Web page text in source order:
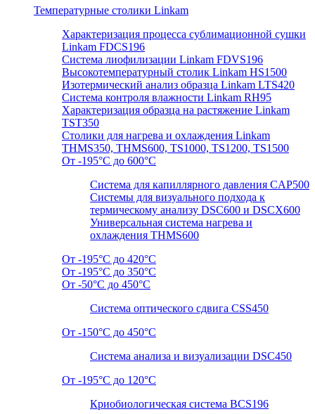
Температурные столики Linkam
Характеризация процесса сублимационной сушки
Linkam FDCS196
Система лиофилизации Linkam FDVS196
Высокотемпературный столик Linkam HS1500
Изотермический анализ образца Linkam LTS420
Система контроля влажности Linkam RH95
Характеризация образца на растяжение Linkam
TST350
Столики для нагрева и охлаждения Linkam
THMS350, THMS600, TS1000, TS1200, TS1500
От -195°C до 600°C
Система для капиллярного давления CAP500
Системы для визуального подхода к
термическому анализу DSC600 и DSCX600
Универсальная система нагрева и
охлаждения THMS600
От -195°C до 420°C
От -195°C до 350°C
От -50°C до 450°C
Система оптического сдвига CSS450
От -150°C до 450°C
Система анализа и визуализации DSC450
От -195°C до 120°C
Криобиологическая система BCS196